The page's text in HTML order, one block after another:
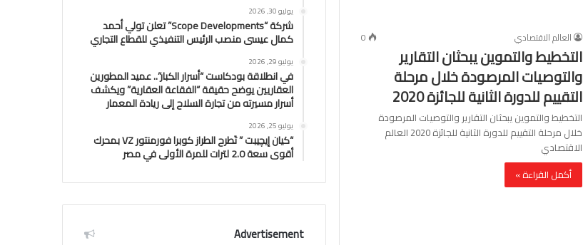
العالم الاقتصادي 0
التخطيط والتموين يبحثان التقارير
والتوصيات المرصودة خلال مرحلة
التقييم للدورة الثانية للجائزة 2020
التخطيط والتموين يبحثان التقارير والتوصيات المرصودة
خلال مرحلة التقييم للدورة الثانية للجائزة 2020 العالم
الاقتصادي
أكمل القراءة »
يوليو 30, 2026
شركة “Scope Developments” تعلن تولي أحمد
كمال عيسى منصب الرئيس التنفيذي للقطاع التجاري
يوليو 29, 2026
في انطلاقة بودكاست “أسرار الكبار”.. عميد المطورين
العقاريين يوضح حقيقة “الفقاعة العقارية” ويكشف
أسرار مسيرته من تجارة السلاح إلى ريادة المعمار
يوليو 25, 2026
“كيان إيچيبت ” تَطرح الطراز كوبرا فورمنتور VZ بمحرك
أقوى سعة 2.0 لترات للمرة الأولى في مصر
Advertisement